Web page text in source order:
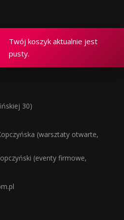
Twój koszyk aktualnie jest
pusty.
30)
(warsztaty otwarte,
(eventy firmowe,